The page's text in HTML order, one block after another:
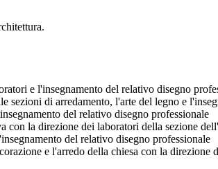
e l'insegnamento del relativo disegno
sezioni di arredamento, l'arte del legno e
del relativo disegno professionale
con la direzione dei laboratori della sezione
del relativo disegno professionale
e l'arredo della chiesa con la direzione